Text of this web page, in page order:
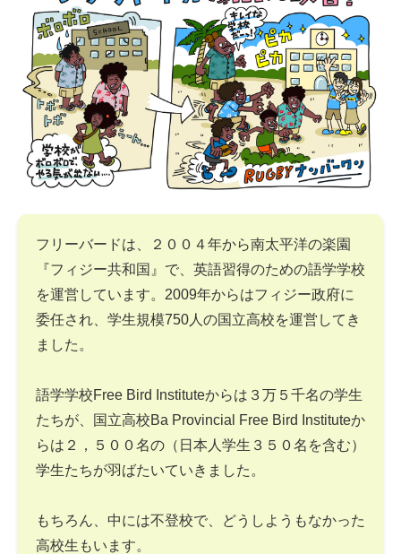
フリーバードは、２００４年から南太平洋の楽園
『フィジー共和国』で、英語習得のための語学学校
を運営しています。2009年からはフィジー政府に
委任され、学生規模750人の国立高校を運営してき
ました。
語学学校Free Bird Instituteからは３万５千名の学生
たちが、国立高校Ba Provincial Free Bird Instituteか
らは２，５００名の（日本人学生３５０名を含む）
学生たちが羽ばたいていきました。
もちろん、中には不登校で、どうしようもなかった
高校生もいます。